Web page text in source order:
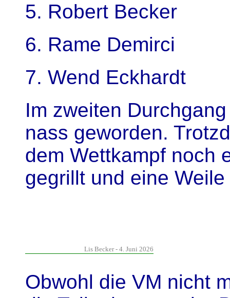
5. Robert
6. Rame
7. Wend
Im zweiten
nass geworden.
dem Wettkampf noch
gegrillt und eine
Lis Becker - 4. Juni 2026
Obwohl die VM nicht